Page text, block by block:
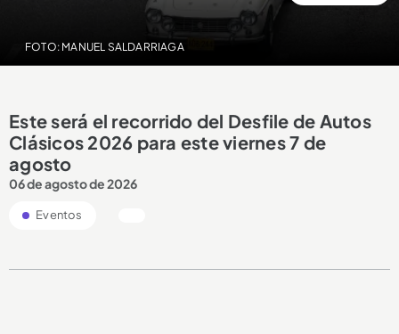
FOTO: MANUEL SALDARRIAGA
Este será el recorrido del Desfile de Autos
Clásicos 2026 para este viernes 7 de
agosto
06 de agosto de 2026
Eventos